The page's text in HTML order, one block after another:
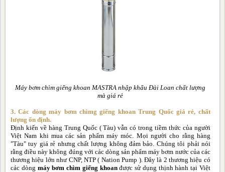
Máy bơm chìm giếng khoan MASTRA nhập khẩu Đài Loan chất lượng
mà giá rẻ
3. Các dòng máy bơm chìmg giếng khoan Trung Quốc giá rẻ, chất
lượng ổn định.
Định kiến về hàng Trung Quốc ( Tàu) vẫn có trong tiềm thức của người
Việt Nam khi mua các sản phẩm máy móc. Mọi người cho rằng hàng
"Tàu" tuy giá rẻ nhưng chất lượng không đảm bảo. Chúng tôi phải nói
rằng điều này không đúng với các dòng sản phẩm máy bơm nước của các
thương hiệu lớn như CNP, NTP ( Nation Pump ). Đây là 2 thương hiệu có
các dòng máy bơm chìm giếng khoanđược sử dụng thịnh hành tại Việt